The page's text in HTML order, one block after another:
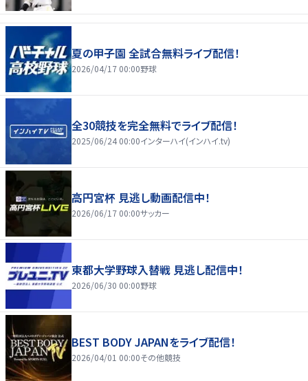
夏の甲子園 全試合無料ライブ配信！
2026/04/17 00:00野球
全30競技を完全無料でライブ配信！
2025/06/24 00:00インターハイ(インハイ.tv)
高円宮杯 見逃し動画配信中！
2026/06/17 00:00サッカー
東都大学野球入替戦 見逃し配信中！
2026/06/30 00:00野球
BEST BODY JAPANをライブ配信！
2026/04/01 00:00その他競技